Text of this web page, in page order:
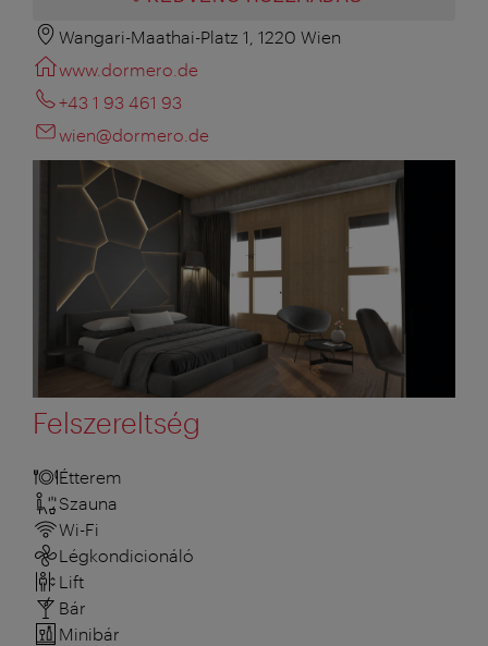
Wangari-Maathai-Platz 1, 1220 Wien
www.dormero.de
+43 1 93 461 93
wien@dormero.de
Felszereltség
Étterem
Szauna
Wi-Fi
Légkondicionáló
Lift
Bár
Minibár